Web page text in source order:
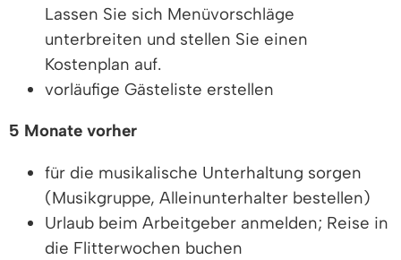
Lassen Sie sich Menüvorschläge
unterbreiten und stellen Sie einen
Kostenplan auf.
vorläufige Gästeliste erstellen
5 Monate vorher
für die musikalische Unterhaltung sorgen
(Musikgruppe, Alleinunterhalter bestellen)
Urlaub beim Arbeitgeber anmelden; Reise in
die Flitterwochen buchen